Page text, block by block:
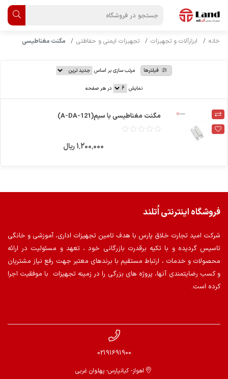
خانه ابزارآلات و تجهیزات تجهیزات ایمنی و حفاظتی مگنت مغناطیسی
فیلترها مرتب سازی بر اساس
نمایش در هر صفحه
مگنت مغناطیسی با سیم(A-DA-121)
1٬200٬000 ریال
فروشگاه اینترنتی اُتلند
شرکت امید تجارت خلاق پارس با هدف تامین تجهیزات اداری، آموزشی و خانگی
تاسیس گردیده و با تکیه برقدرت بازرگانی خود ، تعهد و مسئولیت در ارائه
محصولات و خدمات ، ارتباط مستقیم با برندهای معتبر جهت رفع نیاز مشتریان
و کسب رضایتمندی آنها، پروژه های بزرگی را در زمینه تجهیزات با موفقیت اجرا
کرده است.
02191691900
اهواز- کیانپارس- پهلوان غربی